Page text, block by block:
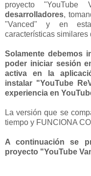
proyecto
desarrolladores,
"Vanced" y en esta
características similares
Solamente debemos
poder iniciar sesión
activa en la
instalar "YouTube
experiencia en
La versión que se
tiempo y FUNCIONA
A continuación se
proyecto "YouTube